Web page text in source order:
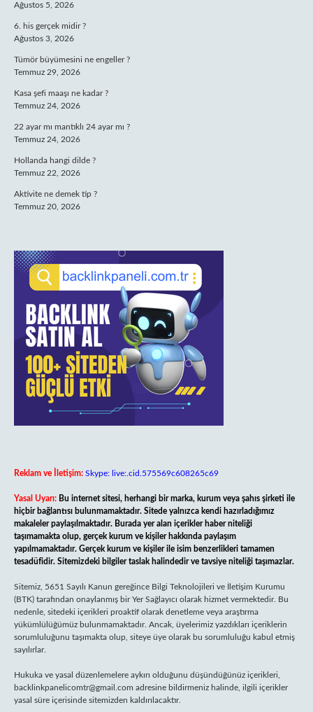
Ağustos 5, 2026
6. his gerçek midir ?
Ağustos 3, 2026
Tümör büyümesini ne engeller ?
Temmuz 29, 2026
Kasa şefi maaşı ne kadar ?
Temmuz 24, 2026
22 ayar mı mantıklı 24 ayar mı ?
Temmuz 24, 2026
Hollanda hangi dilde ?
Temmuz 22, 2026
Aktivite ne demek tip ?
Temmuz 20, 2026
Reklam ve İletişim: Skype: live:.cid.575569c608265c69
Yasal Uyarı: Bu internet sitesi, herhangi bir marka, kurum veya şahıs şirketi ile
hiçbir bağlantısı bulunmamaktadır. Sitede yalnızca kendi hazırladığımız
makaleler paylaşılmaktadır. Burada yer alan içerikler haber niteliği
taşımamakta olup, gerçek kurum ve kişiler hakkında paylaşım
yapılmamaktadır. Gerçek kurum ve kişiler ile isim benzerlikleri tamamen
tesadüfidir. Sitemizdeki bilgiler taslak halindedir ve tavsiye niteliği taşımazlar.
Sitemiz, 5651 Sayılı Kanun gereğince Bilgi Teknolojileri ve İletişim Kurumu
(BTK) tarafından onaylanmış bir Yer Sağlayıcı olarak hizmet vermektedir. Bu
nedenle, sitedeki içerikleri proaktif olarak denetleme veya araştırma
yükümlülüğümüz bulunmamaktadır. Ancak, üyelerimiz yazdıkları içeriklerin
sorumluluğunu taşımakta olup, siteye üye olarak bu sorumluluğu kabul etmiş
sayılırlar.
Hukuka ve yasal düzenlemelere aykırı olduğunu düşündüğünüz içerikleri,
backlinkpanelicomtr@gmail.com adresine bildirmeniz halinde, ilgili içerikler
yasal süre içerisinde sitemizden kaldırılacaktır.